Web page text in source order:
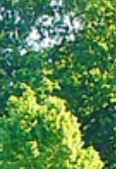
kupując wino?
o wiele
wydaje. Mnogość
nawet smakosze
05 |